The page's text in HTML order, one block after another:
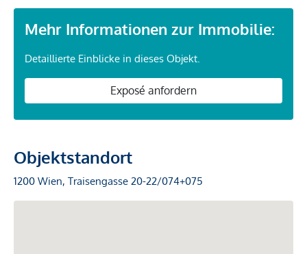
Mehr Informationen zur Immobilie:
Detaillierte Einblicke in dieses Objekt.
Exposé anfordern
Objektstandort
1200 Wien, Traisengasse 20-22/074+075